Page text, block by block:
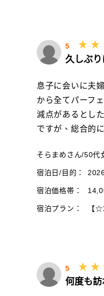
5
久しぶり
息子に会いに夫
から全てパーフ
減点があるとし
ですが、総合的
そらまめさん/50代
宿泊日/目的：
宿泊価格帯：
宿泊プラン： 【
5
何度も